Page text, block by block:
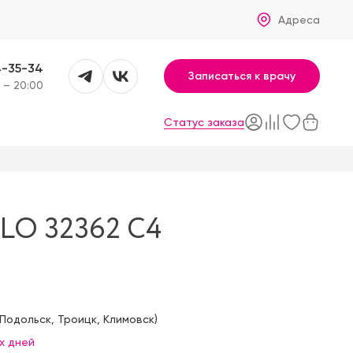
Адреса
35-34
20:00
Записаться к врачу
Статус заказа
32362 C4
Подольск, Троицк, Климовск)
дней